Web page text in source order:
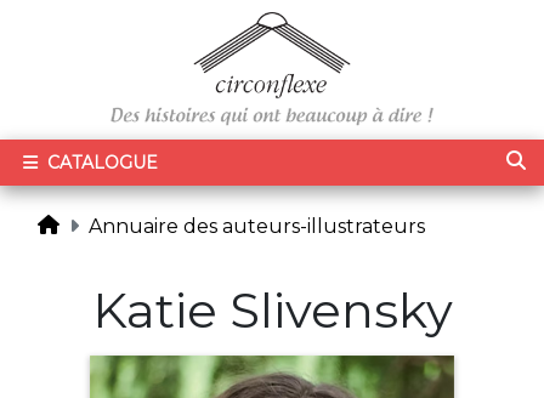
CATALOGUE
Annuaire des auteurs-illustrateurs
Katie Slivensky